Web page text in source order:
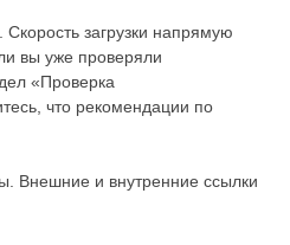
Скорость загрузки напрямую
вы уже проверяли
«Проверка
что рекомендации по
Внешние и внутренние ссылки